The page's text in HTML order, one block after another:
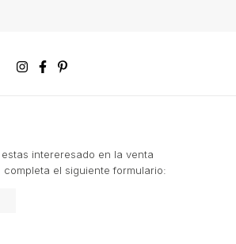
intereresado en la venta
el siguiente formulario: